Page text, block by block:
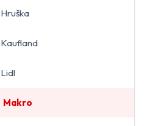
Hruška
Kaufland
Lidl
Makro